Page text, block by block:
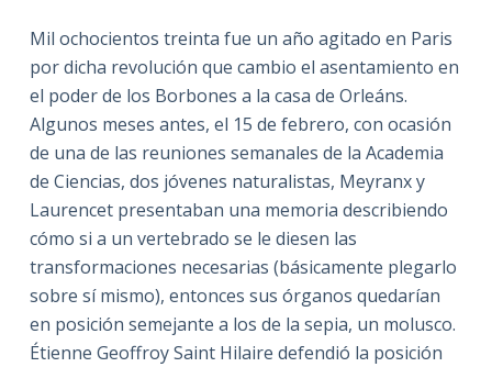
Mil ochocientos treinta fue un año agitado en Paris
por dicha revolución que cambio el asentamiento en
el poder de los Borbones a la casa de Orleáns.
Algunos meses antes, el 15 de febrero, con ocasión
de una de las reuniones semanales de la Academia
de Ciencias, dos jóvenes naturalistas, Meyranx y
Laurencet presentaban una memoria describiendo
cómo si a un vertebrado se le diesen las
transformaciones necesarias (básicamente plegarlo
sobre sí mismo), entonces sus órganos quedarían
en posición semejante a los de la sepia, un molusco.
Étienne Geoffroy Saint Hilaire defendió la posición